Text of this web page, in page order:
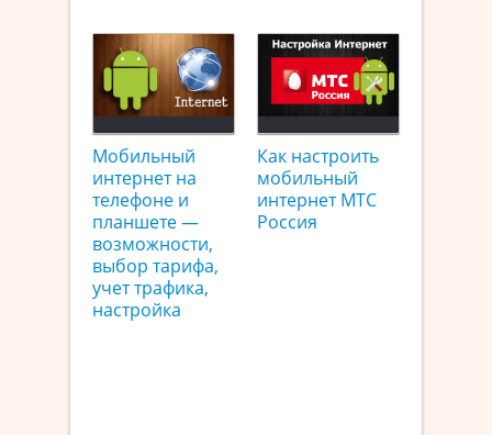
Мобильный
интернет на
телефоне и
планшете —
возможности,
выбор тарифа,
учет трафика,
настройка
Как настроить
мобильный
интернет МТС
Россия